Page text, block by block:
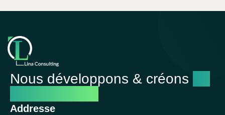
Nous développons & créons
Addresse